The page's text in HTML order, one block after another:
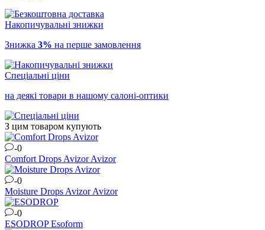
Накопичувальні знижки
Знижка 3% на перше замовлення
Спеціальні ціни
на деякі товари в нашому салоні-оптики
З цим товаром купують
-0
Comfort Drops AvizorAvizor
-0
Moisture Drops AvizorAvizor
-0
ESODROPEsoform